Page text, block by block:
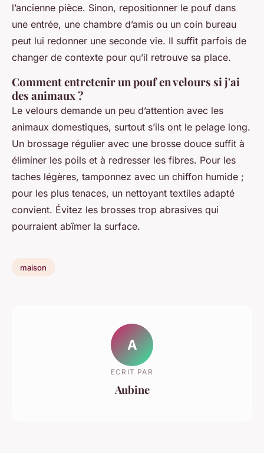
l’ancienne pièce. Sinon, repositionner le pouf dans
une entrée, une chambre d’amis ou un coin bureau
peut lui redonner une seconde vie. Il suffit parfois de
changer de contexte pour qu’il retrouve sa place.
Comment entretenir un pouf en velours si j'ai
des animaux ?
Le velours demande un peu d’attention avec les
animaux domestiques, surtout s’ils ont le pelage long.
Un brossage régulier avec une brosse douce suffit à
éliminer les poils et à redresser les fibres. Pour les
taches légères, tamponnez avec un chiffon humide ;
pour les plus tenaces, un nettoyant textiles adapté
convient. Évitez les brosses trop abrasives qui
pourraient abîmer la surface.
maison
A
ECRIT PAR
Aubine